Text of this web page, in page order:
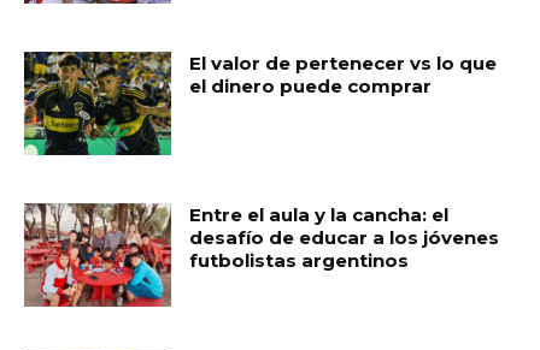
El valor de pertenecer vs lo que
el dinero puede comprar
Entre el aula y la cancha: el
desafío de educar a los jóvenes
futbolistas argentinos